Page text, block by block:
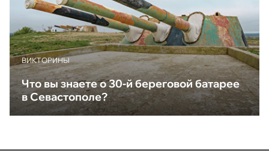
ВИКТОРИНЫ
Что вы знаете о 30-й береговой батарее
в Севастополе?